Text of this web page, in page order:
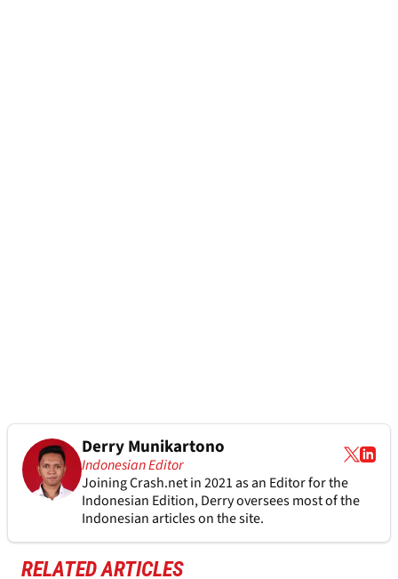
Derry Munikartono
Indonesian Editor
Joining Crash.net in 2021 as an Editor for the
Indonesian Edition, Derry oversees most of the
Indonesian articles on the site.
RELATED ARTICLES